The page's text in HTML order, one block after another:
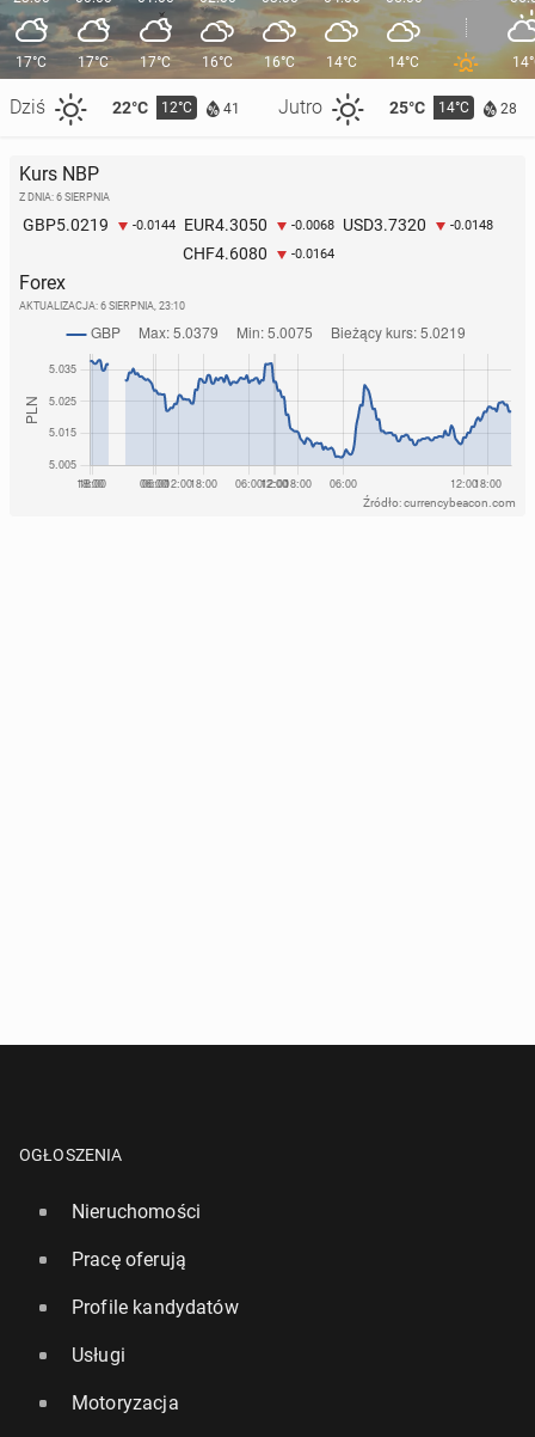
17°C
Dziś 22°C 12°C 41 Jutro 25°C 14°C 28
17°C 17°C 16°C 16°C 14°C 14°C
Kurs NBP
Z DNIA: 6 SIERPNIA
GBP5.0219 -0.0144 EUR4.3050 -0.0068 USD3.7320 -0.0148
CHF4.6080 -0.0164
Forex
AKTUALIZACJA: 6 SIERPNIA, 23:10
Źródło: currencybeacon.com
OGŁOSZENIA
Nieruchomości
Pracę oferują
Profile kandydatów
Usługi
Motoryzacja